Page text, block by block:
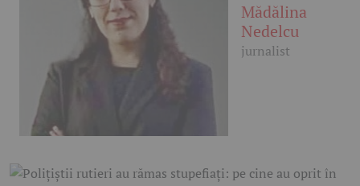
Mădălina
Nedelcu
jurnalist